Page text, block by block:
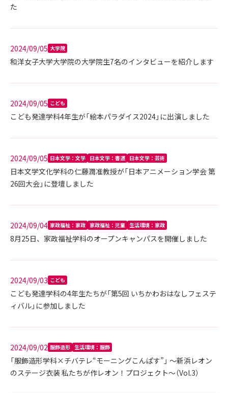
た
2024/09/05 大学院
和洋女子大学大学院の大学院生7名のインタビューを紹介します
2024/09/05 こども
こども発達学科4年生が「絵本パラダイス2024」に出演しました
2024/09/05 日本文学：文学 日本文学：書道 日本文学：芸術
日本文学文化学科の仁藤潤准教授が「日本アニメーション学会 第
26回大会」に登壇しました
2024/09/04 家政福祉：家政 家政福祉：児童 生活環境：家政
8月25日、家政福祉学科のオープンキャンパスを開催しました
2024/09/03 こども
こども発達学科の4年生たちが「第5回 いちかわおはなしフェステ
ィバル」に参加しました
2024/09/02 服飾造形 生活環境：服飾
「服飾造形学科×チバテレ“モーニングこんぱす”」 ～新浜レオン
のステージ衣装 私たちが作レオン！プロジェクト～（Vol.3）